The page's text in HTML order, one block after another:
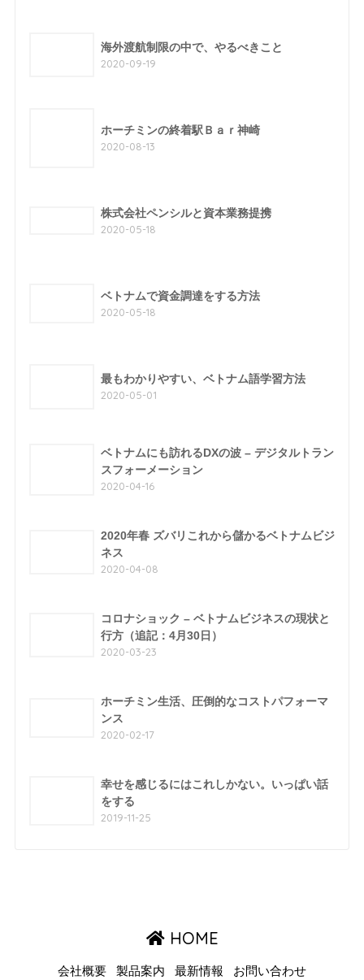
海外渡航制限の中で、やるべきこと
2020-09-19
ホーチミンの終着駅Ｂａｒ神崎
2020-08-13
株式会社ペンシルと資本業務提携
2020-05-18
ベトナムで資金調達をする方法
2020-05-18
最もわかりやすい、ベトナム語学習方法
2020-05-01
ベトナムにも訪れるDXの波 – デジタルトラン
スフォーメーション
2020-04-16
2020年春 ズバリこれから儲かるベトナムビジ
ネス
2020-04-08
コロナショック – ベトナムビジネスの現状と
行方（追記：4月30日）
2020-03-23
ホーチミン生活、圧倒的なコストパフォーマ
ンス
2020-02-17
幸せを感じるにはこれしかない。いっぱい話
をする
2019-11-25
HOME
会社概要 製品案内 最新情報 お問い合わせ